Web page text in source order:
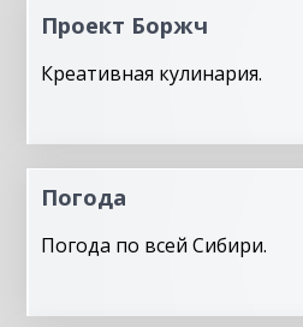
Проект Боржч
Креативная кулинария.
Погода
Погода по всей Сибири.